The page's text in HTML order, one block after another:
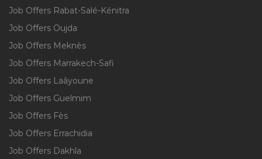
Job Offers Rabat-Salé-Kénitra
Job Offers Oujda
Job Offers Meknès
Job Offers Marrakech-Safi
Job Offers Laâyoune
Job Offers Guelmim
Job Offers Fès
Job Offers Errachidia
Job Offers Dakhla